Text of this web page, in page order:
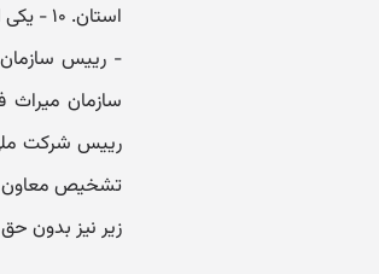
تشخیص معاون
زیر نیز بدون